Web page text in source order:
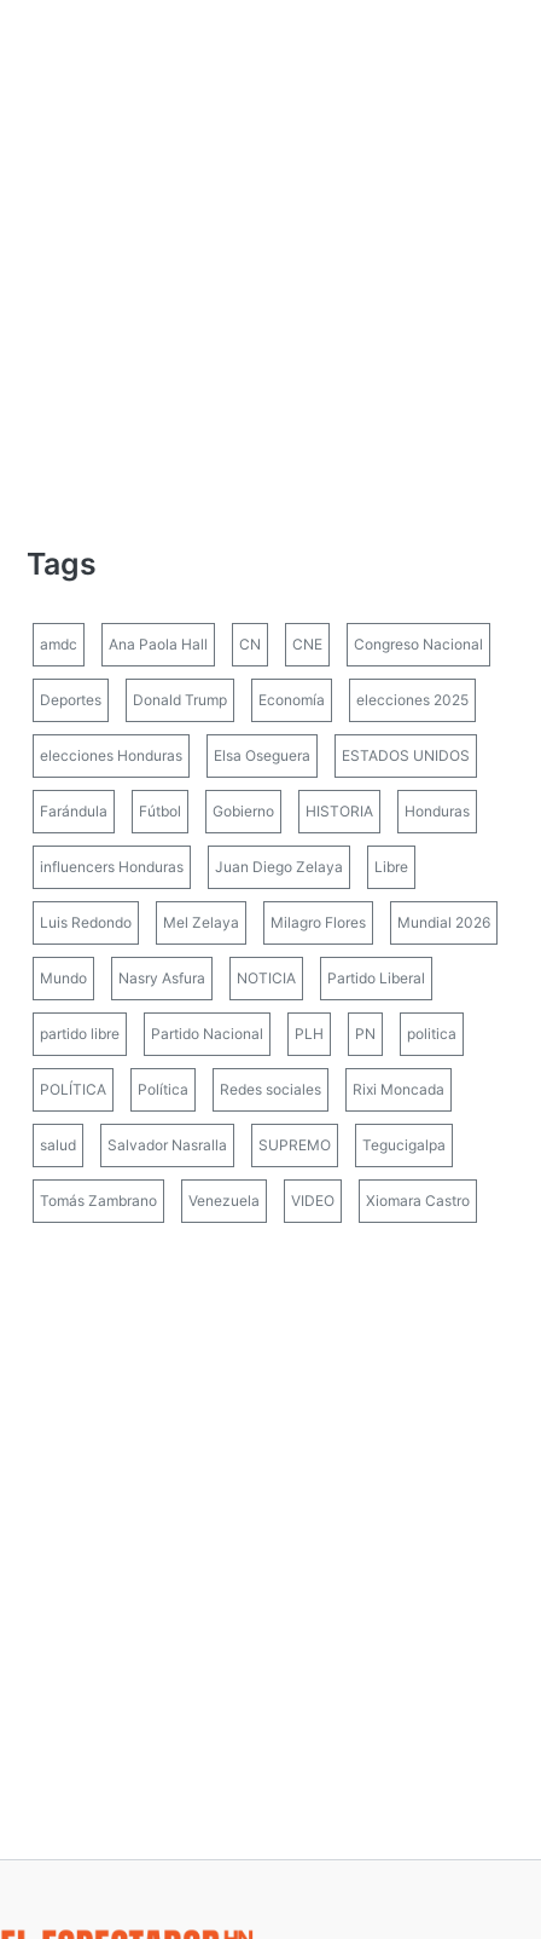
Tags
amdc Ana Paola Hall CN CNE Congreso Nacional
Deportes Donald Trump Economía elecciones 2025
elecciones Honduras Elsa Oseguera ESTADOS UNIDOS
Farándula Fútbol Gobierno HISTORIA Honduras
influencers Honduras Juan Diego Zelaya Libre
Luis Redondo Mel Zelaya Milagro Flores Mundial 2026
Mundo Nasry Asfura NOTICIA Partido Liberal
partido libre Partido Nacional PLH PN politica
POLÍTICA Política Redes sociales Rixi Moncada
salud Salvador Nasralla SUPREMO Tegucigalpa
Tomás Zambrano Venezuela VIDEO Xiomara Castro